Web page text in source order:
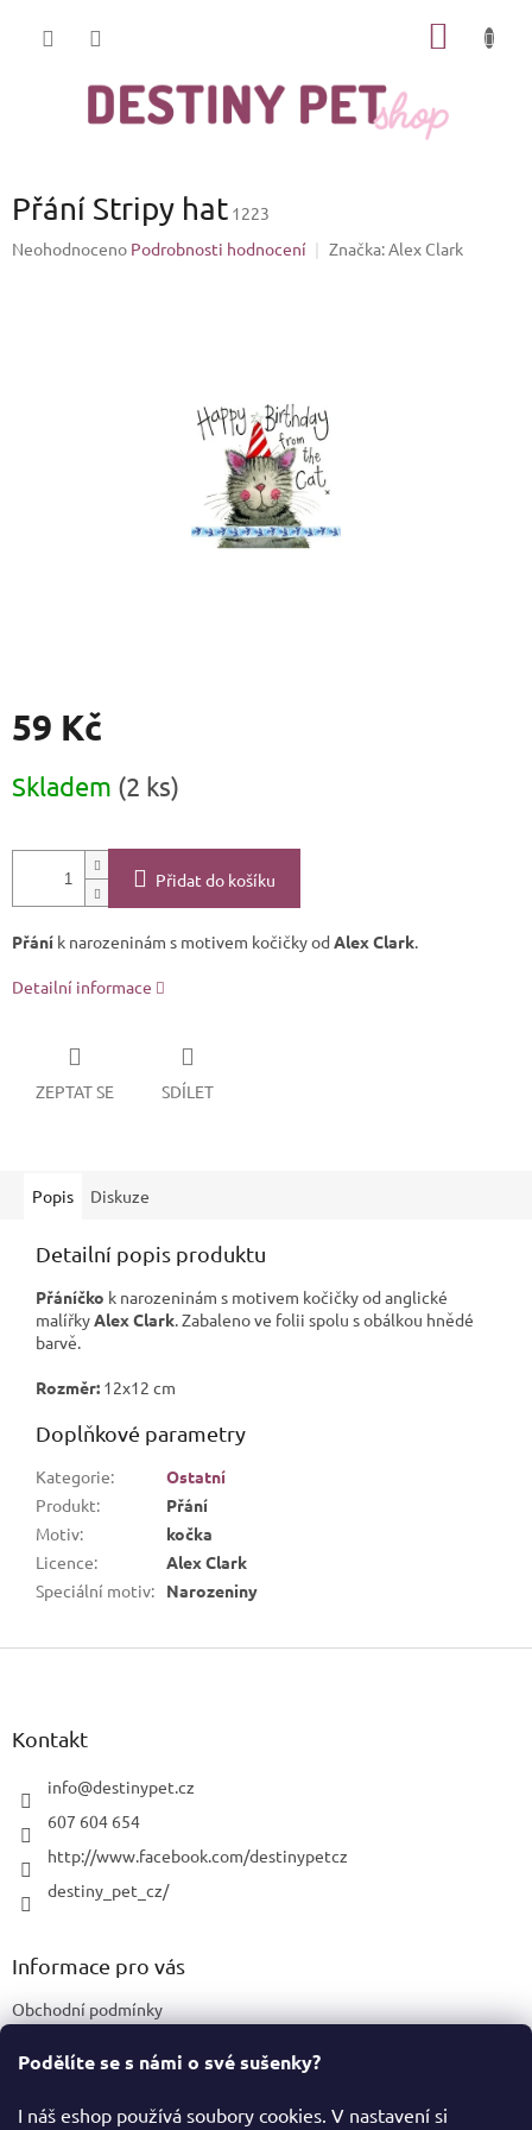
Podělíte se s námi o své sušenky?
I náš eshop používá soubory cookies. V nastavení si
Přání Stripy hat 1223
Průměrné
Neohodnoceno Podrobnosti hodnocení Značka:Alex Clark
59 Kč
cena:
Skladem (2 ks)
Přidat do košíku
Přání k narozeninám s motivem kočičky od Alex Clark.
Detailní informace
ZEPTAT SE SDÍLET
Popis Diskuze
Detailní popis produktu
Přáníčko k narozeninám s motivem kočičky od anglické
malířkyAlex Clark. Zabaleno ve folii spolu s obálkou hnědé
barvě.
Rozměr: 12x12 cm
Doplňkové parametry
Kategorie:
Ostatní
Produkt:
Přání
Motiv:
kočka
Licence:
Alex Clark
Speciální motiv: Narozeniny
Z
Kontakt
info@destinypet.cz
607 604 654
http://www.facebook.com/destinypetcz
destiny_pet_cz/
Informace pro vás
Obchodní podmínky
Certifikace a označení produktů